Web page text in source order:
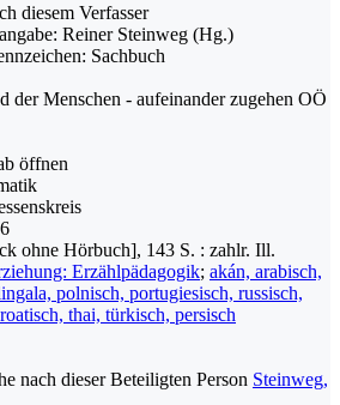
diesem Verfasser
Reiner Steinweg (Hg.)
Sachbuch
der Menschen - aufeinander zugehen OÖ
öffnen
ohne Hörbuch], 143 S. : zahlr. Ill.
Erzählpädagogik; akán, arabisch,
polnisch, portugiesisch, russisch,
thai, türkisch, persisch
nach dieser Beteiligten Person Steinweg,